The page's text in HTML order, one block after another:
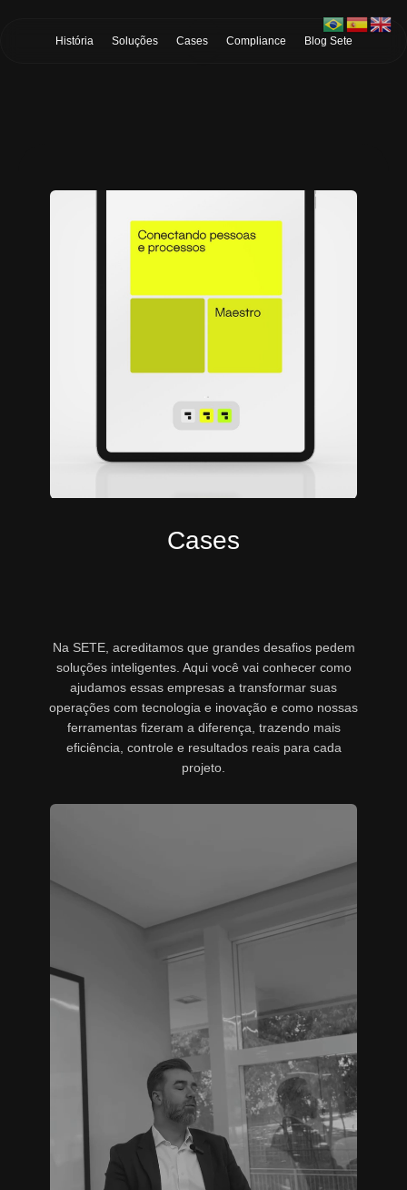
História Soluções Cases Compliance Blog Sete
Cases
Na SETE, acreditamos que grandes desafios pedem
soluções inteligentes. Aqui você vai conhecer como
ajudamos essas empresas a transformar suas
operações com tecnologia e inovação e como nossas
ferramentas fizeram a diferença, trazendo mais
eficiência, controle e resultados reais para cada
projeto.